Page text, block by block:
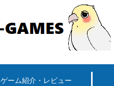
ゲーム紹介・レビュー